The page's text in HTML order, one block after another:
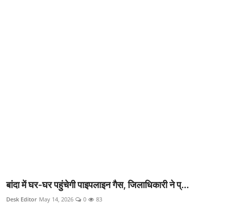
बांदा में घर-घर पहुंचेगी पाइपलाइन गैस, जिलाधिकारी ने प्...
Desk Editor May 14, 2026 0 83